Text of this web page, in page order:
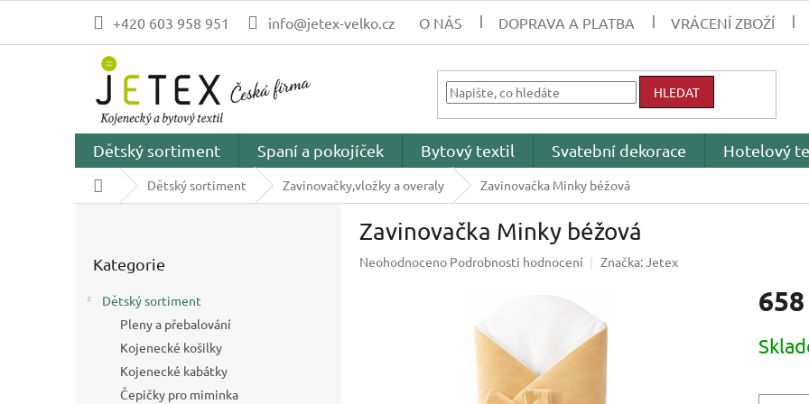
obsah
+420 603 958 951 info@jetex-velko.cz O NÁS DOPRAVA A PLATBA VRÁCENÍ ZBOŽÍ
HLEDAT
Dětský sortiment Spaní a pokojíček Bytový textil Svatební dekorace Hotelový
Domů Dětský sortiment Zavinovačky,vložky a overaly Zavinovačka Minky béžová
kategorie
Kategorie
Dětský sortiment
Pleny a přebalování
Kojenecké košilky
Kojenecké kabátky
Čepičky pro miminka
Zavinovačka Minky béžová
Průměrné
Neohodnoceno Podrobnosti hodnocení Značka:Jetex
cena: